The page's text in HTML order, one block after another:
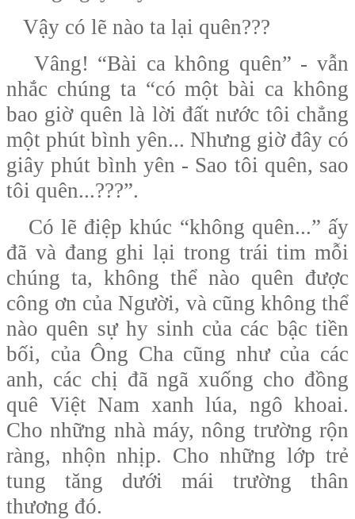
Vậy có lẽ nào ta lại quên???
Vâng! “Bài ca không quên” - vẫn
nhắc chúng ta “có một bài ca không
bao giờ quên là lời đất nước tôi chẳng
một phút bình yên... Nhưng giờ đây có
giây phút bình yên - Sao tôi quên, sao
tôi quên...???”.
Có lẽ điệp khúc “không quên...” ấy
đã và đang ghi lại trong trái tim mỗi
chúng ta, không thể nào quên được
công ơn của Người, và cũng không thể
nào quên sự hy sinh của các bậc tiền
bối, của Ông Cha cũng như của các
anh, các chị đã ngã xuống cho đồng
quê Việt Nam xanh lúa, ngô khoai.
Cho những nhà máy, nông trường rộn
ràng, nhộn nhịp. Cho những lớp trẻ
tung tăng dưới mái trường thân
thương đó.